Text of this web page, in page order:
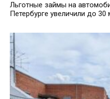
Льготные займы на
Петербурге увеличили до 30